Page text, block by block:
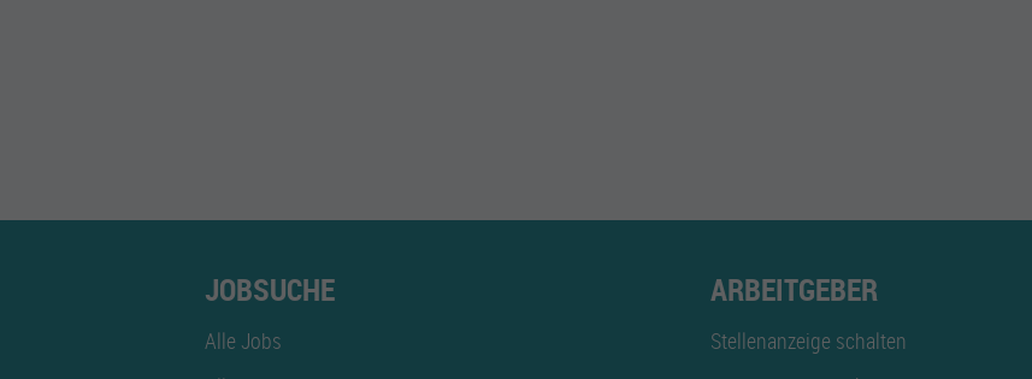
JOBSUCHE
Alle Jobs
ARBEITGEBER
Stellenanzeige schalten